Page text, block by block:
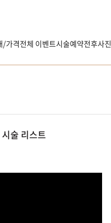
/가격전체 이벤트시술예약전후사진
술 리스트